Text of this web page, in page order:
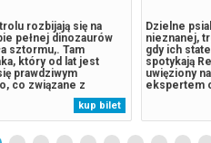
rozbijają się na
pełnej dinozaurów
sztormu,. Tam
który od lat jest
prawdziwym
co związane z
wymyka się spod
piesków, burmistrz
surowce,...
kup bilet
Dzielne
nieznanej,
gdy ich
spotykają
uwięziony
ekspertem
kontroli,
Humdinger,